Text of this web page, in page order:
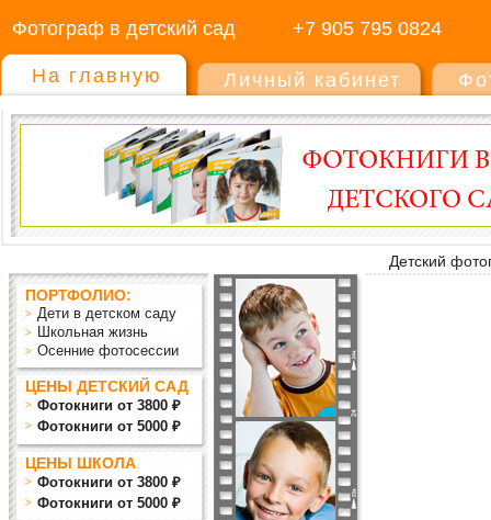
Фотограф в детский сад +7 905 795 0824
На главную Личный кабинет
Детский
ПОРТФОЛИО:
Дети в детском саду
Школьная жизнь
Осенние фотосессии
ЦЕНЫ ДЕТСКИЙ САД
Фотокниги от 3800 ₽
Фотокниги от 5000 ₽
ЦЕНЫ ШКОЛА
Фотокниги от 3800 ₽
Фотокниги от 5000 ₽